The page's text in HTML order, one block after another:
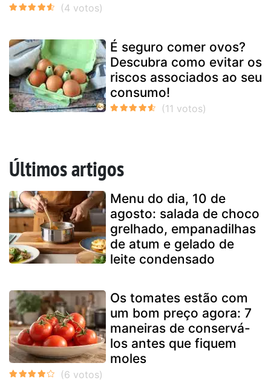
É seguro comer ovos?
Descubra como evitar os
riscos associados ao seu
consumo!
Últimos artigos
Menu do dia, 10 de
agosto: salada de choco
grelhado, empanadilhas
de atum e gelado de
leite condensado
Os tomates estão com
um bom preço agora: 7
maneiras de conservá-
los antes que fiquem
moles